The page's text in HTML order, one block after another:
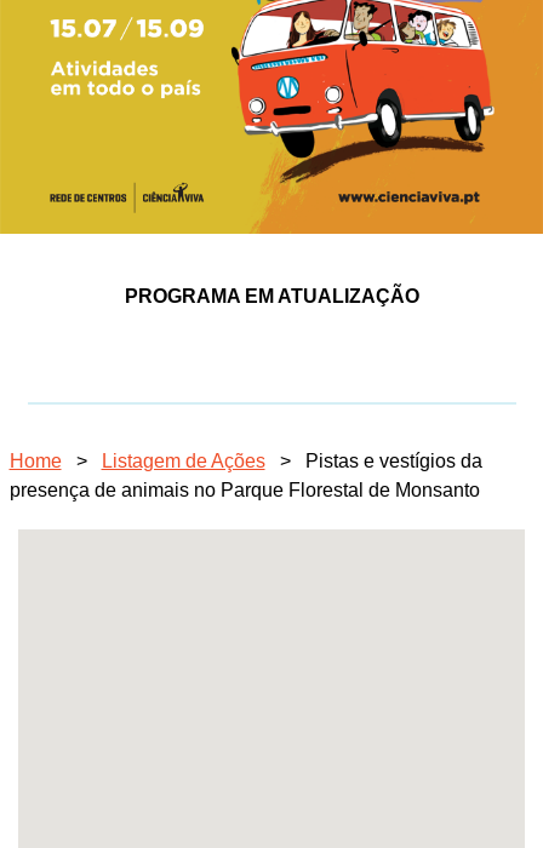
PROGRAMA EM ATUALIZAÇÃO
Home > Listagem de Ações >
Pistas e vestígios da
presença de animais no Parque Florestal de Monsanto